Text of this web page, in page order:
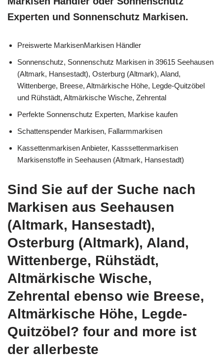
Experten und Sonnenschutz Markisen.
Preiswerte MarkisenMarkisen Händler
Sonnenschutz, Sonnenschutz Markisen in 39615 Seehausen
(Altmark, Hansestadt), Osterburg (Altmark), Aland,
Wittenberge, Breese, Altmärkische Höhe, Legde-Quitzöbel
und Rühstädt, Altmärkische Wische, Zehrental
Perfekte Sonnenschutz Experten, Markise kaufen
Schattenspender Markisen, Fallarmmarkisen
Kassettenmarkisen Anbieter, Kasssettenmarkisen
Markisenstoffe in Seehausen (Altmark, Hansestadt)
Sind Sie auf der Suche nach
Markisen aus Seehausen
(Altmark, Hansestadt),
Osterburg (Altmark), Aland,
Wittenberge, Rühstädt,
Altmärkische Wische,
Zehrental ebenso wie Breese,
Altmärkische Höhe, Legde-
Quitzöbel? four and more ist
der allerbeste